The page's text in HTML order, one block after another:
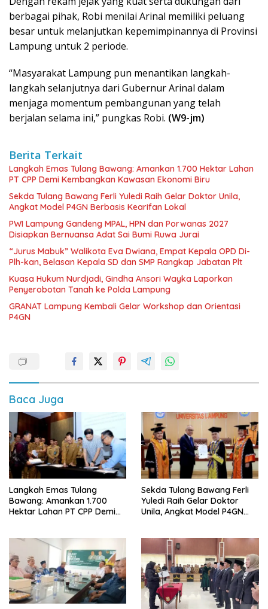
berbagai pihak, Robi menilai Arinal memiliki peluang
besar untuk melanjutkan kepemimpinannya di Provinsi
Lampung untuk 2 periode.
“Masyarakat Lampung pun menantikan langkah-
langkah selanjutnya dari Gubernur Arinal dalam
menjaga momentum pembangunan yang telah
berjalan selama ini,” pungkas Robi. (W9-jm)
Berita Terkait
Langkah Emas Tulang Bawang: Amankan 1.700 Hektar Lahan
PT CPP Demi Kembangkan Kawasan Ekonomi Biru
Sekda Tulang Bawang Ferli Yuledi Raih Gelar Doktor Unila,
Angkat Model P4GN Berbasis Kearifan Lokal
PWI Lampung Gandeng MPAL, HPN dan Porwanas 2027
Disiapkan Bernuansa Adat Sai Bumi Ruwa Jurai
“Jurus Mabuk” Walikota Eva Dwiana, Empat Kepala OPD Di-
Plh-kan, Belasan Kepala SD dan SMP Rangkap Jabatan Plt
Kuasa Hukum Nurdjadi, Gindha Ansori Wayka Laporkan
Penyerobotan Tanah ke Polda Lampung
GRANAT Lampung Kembali Gelar Workshop dan Orientasi
P4GN
Baca Juga
Langkah Emas Tulang
Bawang: Amankan 1.700
Hektar Lahan PT CPP Demi
Sekda Tulang Bawang Ferli
Yuledi Raih Gelar Doktor
Unila, Angkat Model P4GN